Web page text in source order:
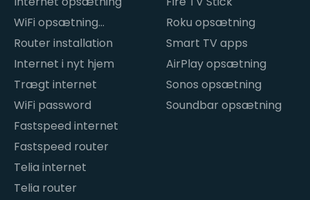
WiFi opsætning
hjemme
Router installation
Internet i nyt hjem
Trægt internet
WiFi password
Fastspeed internet
Fastspeed router
Telia internet
Telia router
Roku opsætning
Smart TV apps
AirPlay opsætning
Sonos opsætning
Soundbar opsætning